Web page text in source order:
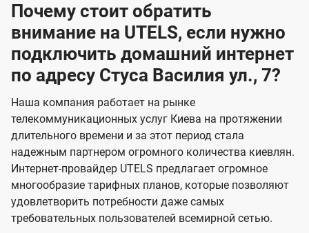
Почему стоит обратить
внимание на UTELS, если нужно
подключить домашний интернет
по адресу Стуса Василия ул., 7?
Наша компания работает на рынке
телекоммуникационных услуг Киева на протяжении
длительного времени и за этот период стала
надежным партнером огромного количества киевлян.
Интернет-провайдер UTELS предлагает огромное
многообразие тарифных планов, которые позволяют
удовлетворить потребности даже самых
требовательных пользователей всемирной сетью.